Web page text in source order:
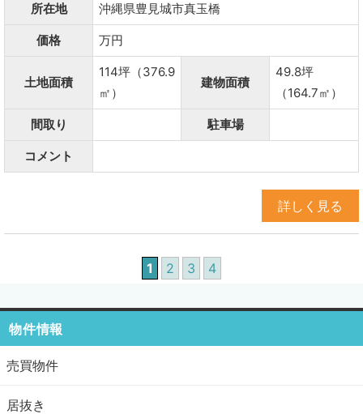
所在地 沖縄県豊見城市真玉橋
価格 万円
土地面積
114坪（376.9
㎡）
建物面積
49.8坪
（164.7㎡）
間取り 駐車場
コメント
詳しく見る
1 2 3 4
物件情報
売買物件
居抜き